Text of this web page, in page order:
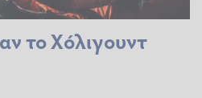
το Χόλιγουντ